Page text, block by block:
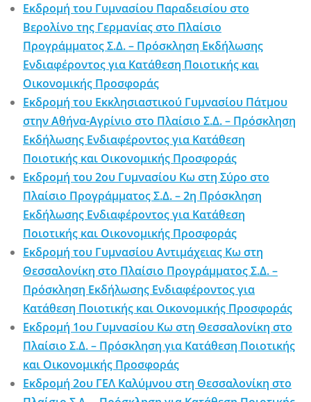
Εκδρομή του Γυμνασίου Παραδεισίου στο
Βερολίνο της Γερμανίας στο Πλαίσιο
Προγράμματος Σ.Δ. – Πρόσκληση Εκδήλωσης
Ενδιαφέροντος για Κατάθεση Ποιοτικής και
Οικονομικής Προσφοράς
Εκδρομή του Εκκλησιαστικού Γυμνασίου Πάτμου
στην Αθήνα-Αγρίνιο στο Πλαίσιο Σ.Δ. – Πρόσκληση
Εκδήλωσης Ενδιαφέροντος για Κατάθεση
Ποιοτικής και Οικονομικής Προσφοράς
Εκδρομή του 2ου Γυμνασίου Κω στη Σύρο στο
Πλαίσιο Προγράμματος Σ.Δ. – 2η Πρόσκληση
Εκδήλωσης Ενδιαφέροντος για Κατάθεση
Ποιοτικής και Οικονομικής Προσφοράς
Εκδρομή του Γυμνασίου Αντιμάχειας Κω στη
Θεσσαλονίκη στο Πλαίσιο Προγράμματος Σ.Δ. –
Πρόσκληση Εκδήλωσης Ενδιαφέροντος για
Κατάθεση Ποιοτικής και Οικονομικής Προσφοράς
Εκδρομή 1ου Γυμνασίου Κω στη Θεσσαλονίκη στο
Πλαίσιο Σ.Δ. – Πρόσκληση για Κατάθεση Ποιοτικής
και Οικονομικής Προσφοράς
Εκδρομή 2ου ΓΕΛ Καλύμνου στη Θεσσαλονίκη στο